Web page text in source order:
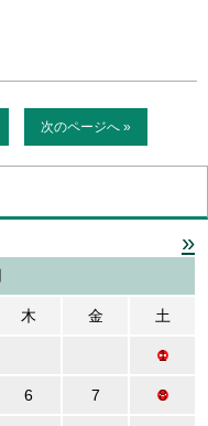
次のページへ »
»
木 金 土
1
6 7 8